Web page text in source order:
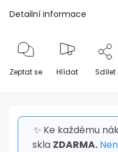
Detailní informace
Zeptat se Hlídat Sdílet
✨ Ke každému
skla ZDARMA.